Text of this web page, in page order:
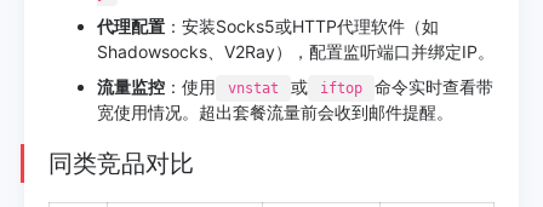
代理配置 ：安装Socks5或HTTP代理软件（如
Shadowsocks、V2Ray），配置监听端口并绑定IP。
流量监控 ：使用 vnstat 或 iftop
命令实时查看带
宽使用情况。超出套餐流量前会收到邮件提醒。
同类竞品对比